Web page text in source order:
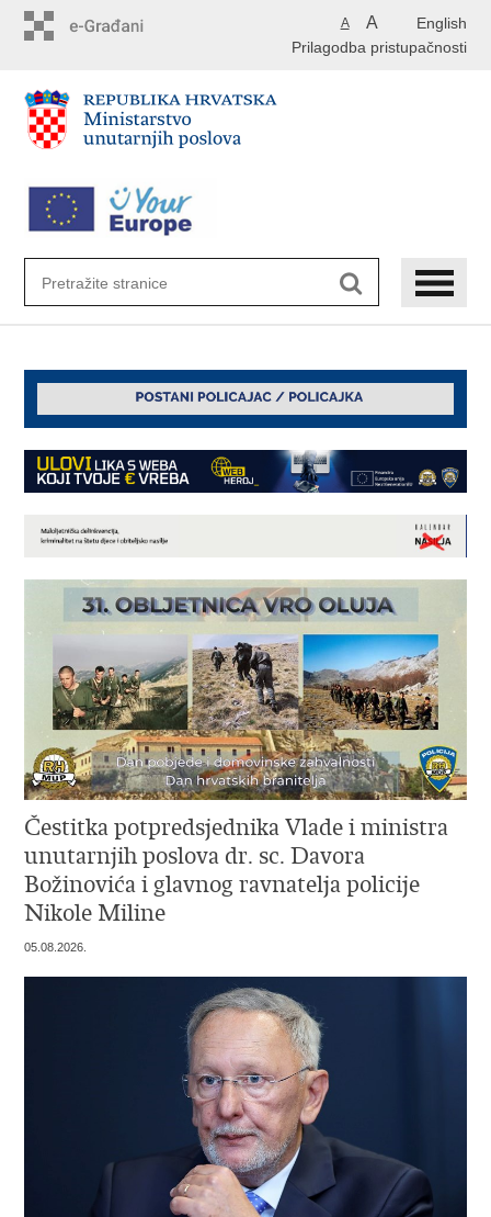
English
A A
Prilagodba pristupačnosti
Čestitka potpredsjednika Vlade i ministra
unutarnjih poslova dr. sc. Davora
Božinovića i glavnog ravnatelja policije
Nikole Miline
05.08.2026.